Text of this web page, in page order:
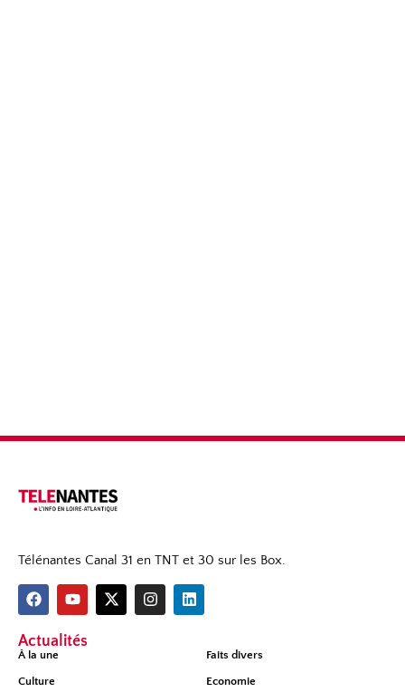
Télénantes Canal 31 en TNT et 30 sur les Box.
Actualités
À la une Faits divers
Culture Economie